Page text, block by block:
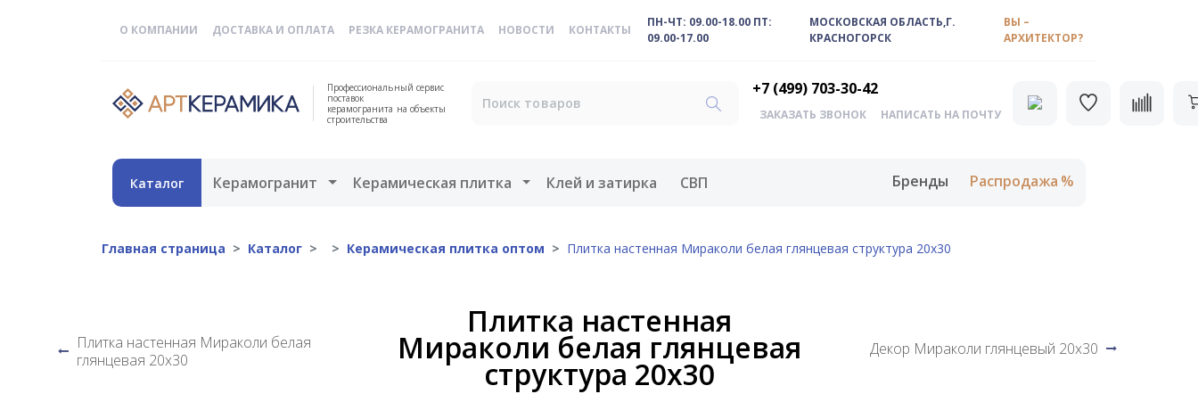
О КОМПАНИИ ДОСТАВКА И ОПЛАТА РЕЗКА КЕРАМОГРАНИТА НОВОСТИ КОНТАКТЫ
ПН-ЧТ: 09.00-18.00 ПТ:
09.00-17.00
МОСКОВСКАЯ ОБЛАСТЬ,Г.
КРАСНОГОРСК
ВЫ –
АРХИТЕКТОР?
Профессиональный сервис
поставок
керамогранита на объекты
строительства
+7 (499) 703-30-42
ЗАКАЗАТЬ ЗВОНОК НАПИСАТЬ НА ПОЧТУ
Каталог Керамогранит Открыть меню
Керамическая плитка Открыть меню
Клей и затирка СВП Бренды Распродажа
Главная страница Каталог Керамическая плитка оптом Плитка настенная Мираколи белая глянцевая структура 20х30
Плитка настенная Мираколи белая
глянцевая 20х30
Плитка настенная
Мираколи белая глянцевая
структура 20х30
Декор Мираколи глянцевый 20х30